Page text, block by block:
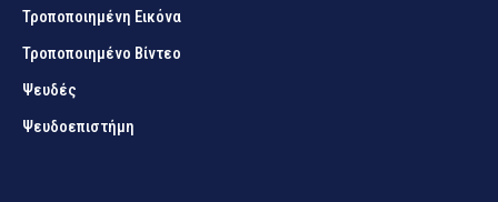
Τροποποιημένη Εικόνα
Τροποποιημένο Βίντεο
Ψευδές
Ψευδοεπιστήμη